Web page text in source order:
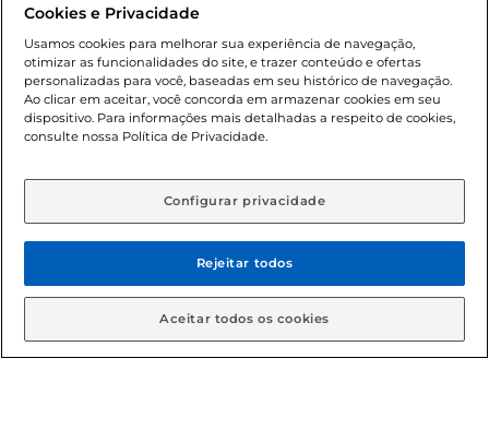
cliente. Os preços, ofertas e condições são exclusivos para
o e-commerce e válidos durante o dia de hoje, podendo
sofrer alterações sem prévia notificação. Proibida a venda
de bebidas alcoólicas para menores de 18 anos, conforme
Lei n.º 8069/90, art. 81, inciso II (Estatuto da Criança e do
Adolescente). Preços e condições exclusivos para o
aviso prévio. O valor mínimo para as compras on-line é de
© 2026 Copyright. Todos os direitos
reservados Gbarbosa.
Cookies e Privacidade
Usamos cookies para melhorar sua experiência de navegação,
otimizar as funcionalidades do site, e trazer conteúdo e ofertas
personalizadas para você, baseadas em seu histórico de navegação.
Ao clicar em aceitar, você concorda em armazenar cookies em seu
dispositivo. Para informações mais detalhadas a respeito de cookies,
consulte nossa Política de Privacidade.
Configurar privacidade
Rejeitar todos
Aceitar todos os cookies